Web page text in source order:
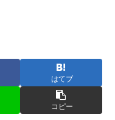
はてブ
コピー